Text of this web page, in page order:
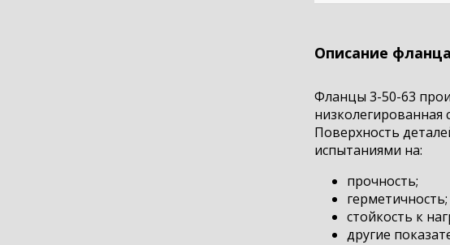
Описание
Фланцы 3-50-63
низколегированная
Поверхность
испытаниями на:
прочность;
герметичность;
стойкость к
другие